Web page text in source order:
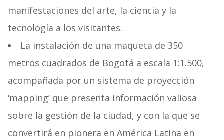
manifestaciones del arte, la ciencia y la
tecnología a los visitantes.
La instalación de una maqueta de 350
metros cuadrados de Bogotá a escala 1:1.500,
acompañada por un sistema de proyección
‘mapping’ que presenta información valiosa
sobre la gestión de la ciudad, y con la que se
convertirá en pionera en América Latina en